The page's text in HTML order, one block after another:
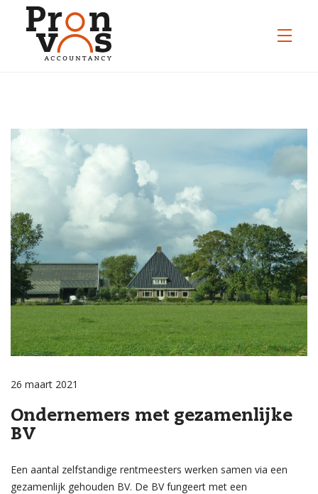
26 maart 2021
Ondernemers met gezamenlijke
BV
Een aantal zelfstandige rentmeesters werken samen via een
gezamenlijk gehouden BV. De BV fungeert met een